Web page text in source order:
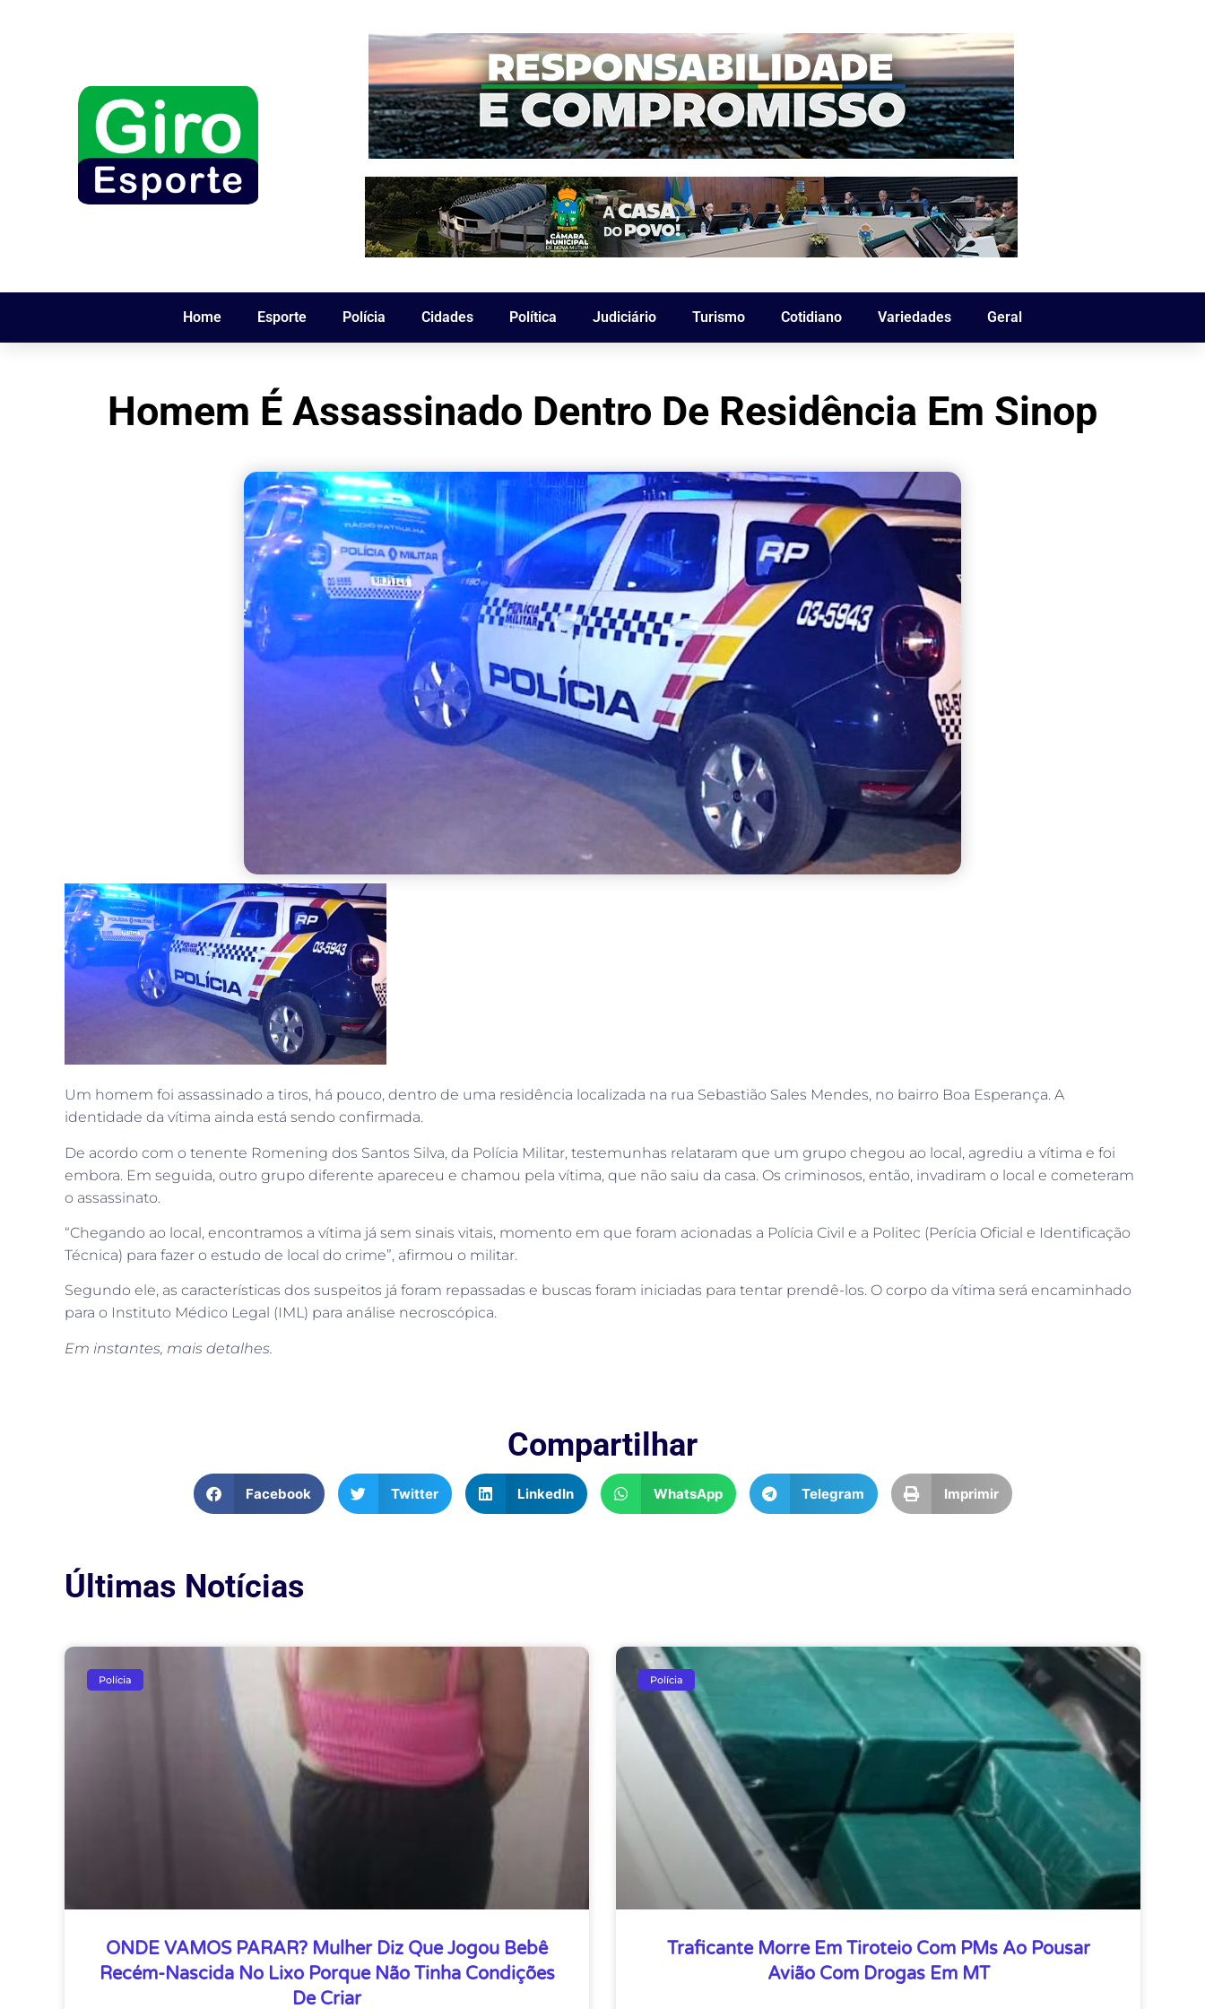
Home Esporte Polícia Cidades Política Judiciário Turismo Cotidiano Variedades Geral
Homem É Assassinado Dentro De Residência Em Sinop
Um homem foi assassinado a tiros, há pouco, dentro de uma residência localizada na rua Sebastião Sales Mendes, no bairro Boa Esperança. A
identidade da vítima ainda está sendo confirmada.
De acordo com o tenente Romening dos Santos Silva, da Polícia Militar, testemunhas relataram que um grupo chegou ao local, agrediu a vítima e foi
embora. Em seguida, outro grupo diferente apareceu e chamou pela vítima, que não saiu da casa. Os criminosos, então, invadiram o local e cometeram
o assassinato.
“Chegando ao local, encontramos a vítima já sem sinais vitais, momento em que foram acionadas a Polícia Civil e a Politec (Perícia Oficial e Identificação
Técnica) para fazer o estudo de local do crime”, afirmou o militar.
Segundo ele, as características dos suspeitos já foram repassadas e buscas foram iniciadas para tentar prendê-los. O corpo da vítima será encaminhado
para o Instituto Médico Legal (IML) para análise necroscópica.
Em instantes, mais detalhes.
Compartilhar
Facebook Twitter LinkedIn WhatsApp Telegram Imprimir
Últimas Notícias
Polícia
ONDE VAMOS PARAR? Mulher Diz Que Jogou Bebê
Recém-Nascida No Lixo Porque Não Tinha Condições
De Criar
Polícia
Traficante Morre Em Tiroteio Com PMs Ao Pousar
Avião Com Drogas Em MT